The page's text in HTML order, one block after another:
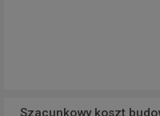
Szacunkowy koszt